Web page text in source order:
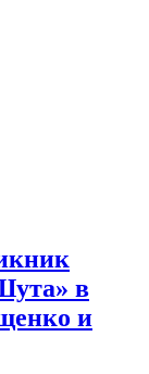
в
и